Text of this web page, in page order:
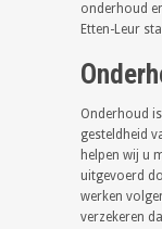
onderhoud
Etten-Leur
Onderhoud
gesteldheid
helpen wij u
uitgevoerd
werken
verzekeren